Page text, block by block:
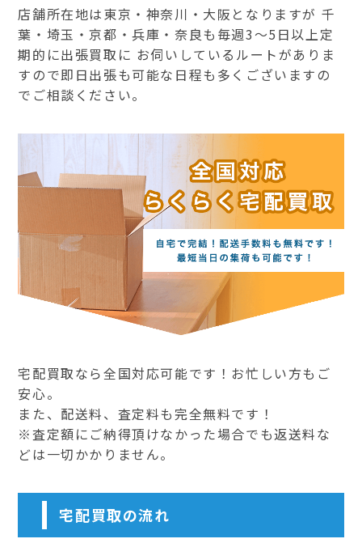
店舗所在地は東京・神奈川・大阪となりますが 千
葉・埼玉・京都・兵庫・奈良も毎週3～5日以上定
期的に出張買取に お伺いしているルートがありま
すので即日出張も可能な日程も多くございますの
でご相談ください。
宅配買取なら全国対応可能です！お忙しい方もご
安心。
また、配送料、査定料も完全無料です！
※査定額にご納得頂けなかった場合でも返送料な
どは一切かかりません。
宅配買取の流れ